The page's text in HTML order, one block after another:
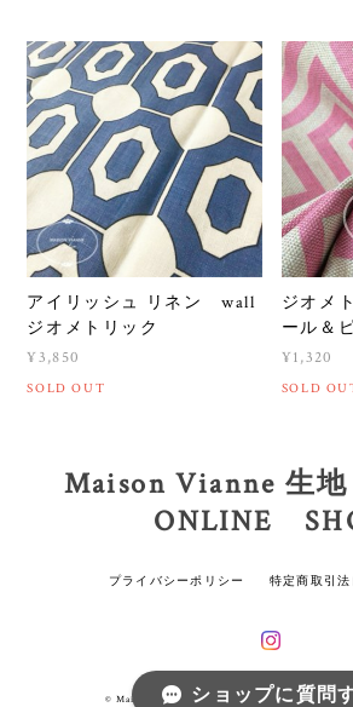
アイリッシュ リネン wall
ジオメトリック
¥3,850
SOLD OUT
ジオメ
ール＆
¥1,320
SOLD
Maison Vianne 生
ONLINE
プライバシーポリシー 特定商取引
© Maison Vianne 生地と雑貨 ONLINE SHOP
ショップに質問